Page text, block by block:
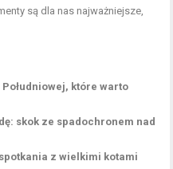
są dla nas najważniejsze,
które warto
skok ze spadochronem nad
z wielkimi kotami